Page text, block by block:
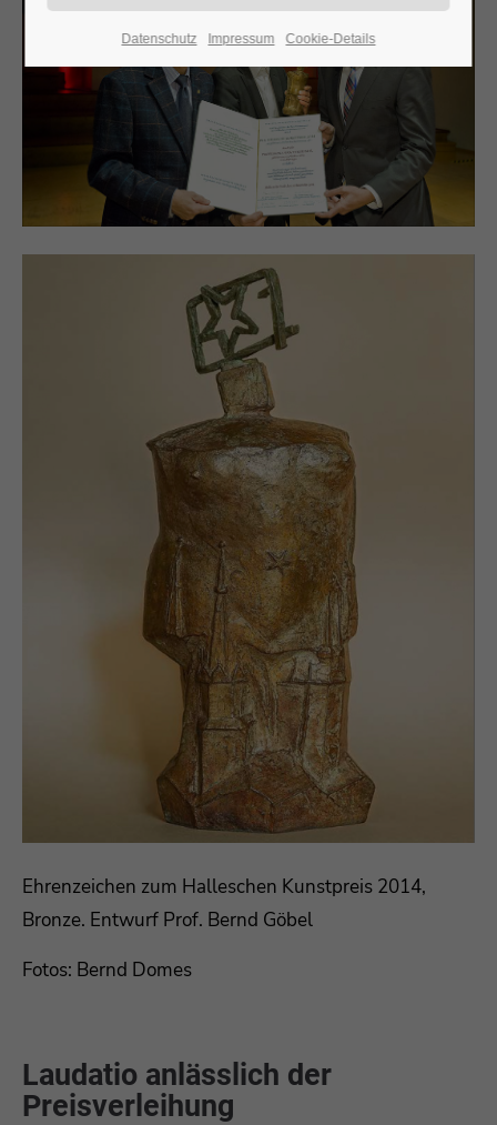
24h/ 365days
We offer support for our customers
Mon - Fri 8:00am - 5:00pm(GMT +1)
Get in touch
376-293 City Road, Suite 600
San Francisco, CA 94102
Have any questions?
+44 1234 567 890
Drop us a line
info@yourdomain.com
About us
Lorem ipsum dolor sit amet, consectetuer
Aenean commodo ligula eget dolor. Aenean
massa. Cum sociis natoque penatibus et magnis
dis parturient montes, nascetur ridiculus mus.
Donec quam felis, ultricies nec.
Ehrenzeichen zum Halleschen Kunstpreis 2014,
Bronze. Entwurf Prof. Bernd Göbel
Fotos: Bernd Domes
Laudatio anlässlich der
Preisverleihung
Datenschutz Impressum Cookie-Details